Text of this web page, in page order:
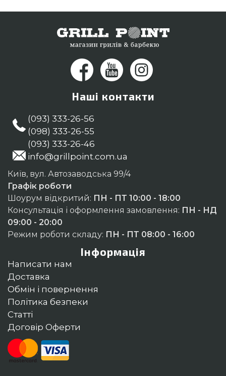
Наші контакти
(093) 333-26-56
(098) 333-26-55
(093) 333-26-46
info@grillpoint.com.ua
Київ, вул. Автозаводська 99/4
Графік роботи
Шоурум відкритий: ПН - ПТ 10:00 - 18:00
Консультація і оформлення замовлення: ПН - НД
09:00 - 20:00
Режим роботи складу: ПН - ПТ 08:00 - 16:00
Інформація
Написати нам
Доставка
Обмін і повернення
Політика безпеки
Статті
Договір Оферти